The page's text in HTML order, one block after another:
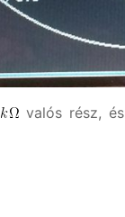
valós rész, és